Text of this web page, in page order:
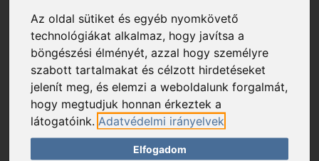
Az oldal sütiket és egyéb nyomkövető
technológiákat alkalmaz, hogy javítsa a
böngészési élményét, azzal hogy személyre
szabott tartalmakat és célzott hirdetéseket
jelenít meg, és elemzi a weboldalunk forgalmát,
hogy megtudjuk honnan érkeztek a
látogatóink. Adatvédelmi irányelvek
Elfogadom
5232H- GAO 5232H IP54 kötődoboz, 75 x 75 mm, falon
kívüli, vízmentes, szürke